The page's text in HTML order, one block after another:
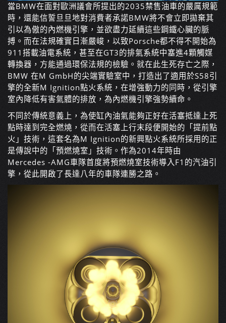
當BMW在面對歐洲議會所提出的2035禁售油車的嚴厲規範
時，還能信誓旦旦地對消費者承諾BMW將不會立即拋棄其
引以為傲的內燃機引擎，並欲盡力延續這些鋼鐵心臟的脈
搏。而在法規確實日漸嚴峻，以致Porsche都不得不開始為
911搭載油電系統，甚至在GT3的排氣系統中塞進4顆觸媒
轉換器，方能通過環保法規的檢驗。就在此生死存亡之際，
BMW 在M GmbH的尖端實驗室中，打造出了適用於S58引
擎的全新M Ignition點火系統，在增強動力的同時，從引擎
室內降低有害氣體的排放，為內燃機引擎強勢續命。
不同於傳統意義上，為使缸內油氣能夠正好在活塞抵達上死
點時達到完全燃燒，從而在活塞上行末段便開始的「提前點
火」技術，這套名為M Ignition的新興點火系統所採用的正
是傳說中的「預燃燒室」技術。作為2014年時由
Mercedes -AMG車隊首度將預燃燒室技術導入F1的汽油引
擎，從此開啟了長達八年的車隊連勝之路。